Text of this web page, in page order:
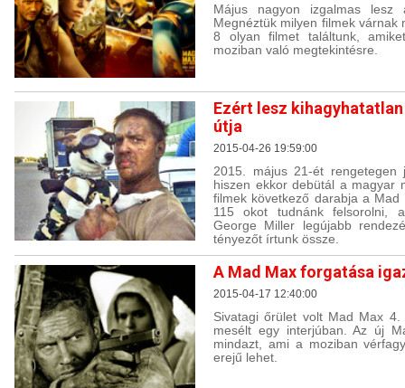
Május nagyon izgalmas lesz
Megnéztük milyen filmek
8 olyan filmet találtunk,
moziban való megtekintésre.
Ezért lesz
útja
2015-04-26 19:59:00
2015. május 21-ét rengetegen
hiszen ekkor debütál a magyar
filmek következő darabja a
115 okot tudnánk felsorolni,
George Miller legújabb
tényezőt írtunk össze.
A Mad Max forgatása
2015-04-17 12:40:00
Sivatagi őrület volt Mad Max
mesélt egy interjúban. Az új
mindazt, ami a moziban
erejű lehet.